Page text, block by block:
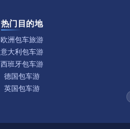
热门目的地
欧洲包车旅游
意大利包车游
西班牙包车游
德国包车游
英国包车游